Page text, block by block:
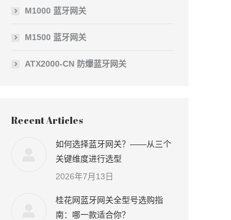
M1000 蓝牙网关
M1500 蓝牙网关
ATX2000-CN 防爆蓝牙网关
Recent Articles
如何选择蓝牙网关？——从三个
关键维度进行选型
2026年7月13日
桂花网蓝牙网关全型号选购指
南：哪一款适合你？